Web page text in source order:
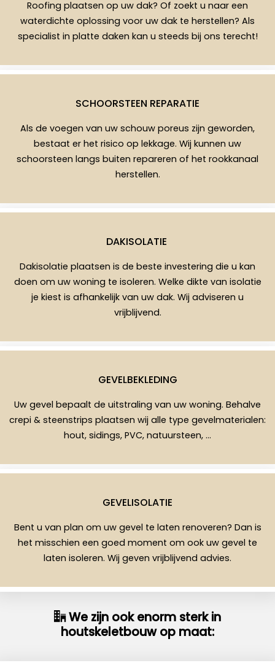
Roofing plaatsen op uw dak? Of zoekt u naar een
waterdichte oplossing voor uw dak te herstellen? Als
specialist in platte daken kan u steeds bij ons terecht!
SCHOORSTEEN REPARATIE
Als de voegen van uw schouw poreus zijn geworden,
bestaat er het risico op lekkage. Wij kunnen uw
schoorsteen langs buiten repareren of het rookkanaal
herstellen.
DAKISOLATIE
Dakisolatie plaatsen is de beste investering die u kan
doen om uw woning te isoleren. Welke dikte van isolatie
je kiest is afhankelijk van uw dak. Wij adviseren u
vrijblijvend.
GEVELBEKLEDING
Uw gevel bepaalt de uitstraling van uw woning. Behalve
crepi & steenstrips plaatsen wij alle type gevelmaterialen:
hout, sidings, PVC, natuursteen, …
GEVELISOLATIE
Bent u van plan om uw gevel te laten renoveren? Dan is
het misschien een goed moment om ook uw gevel te
laten isoleren. Wij geven vrijblijvend advies.
We zijn ook enorm sterk in
houtskeletbouw op maat: